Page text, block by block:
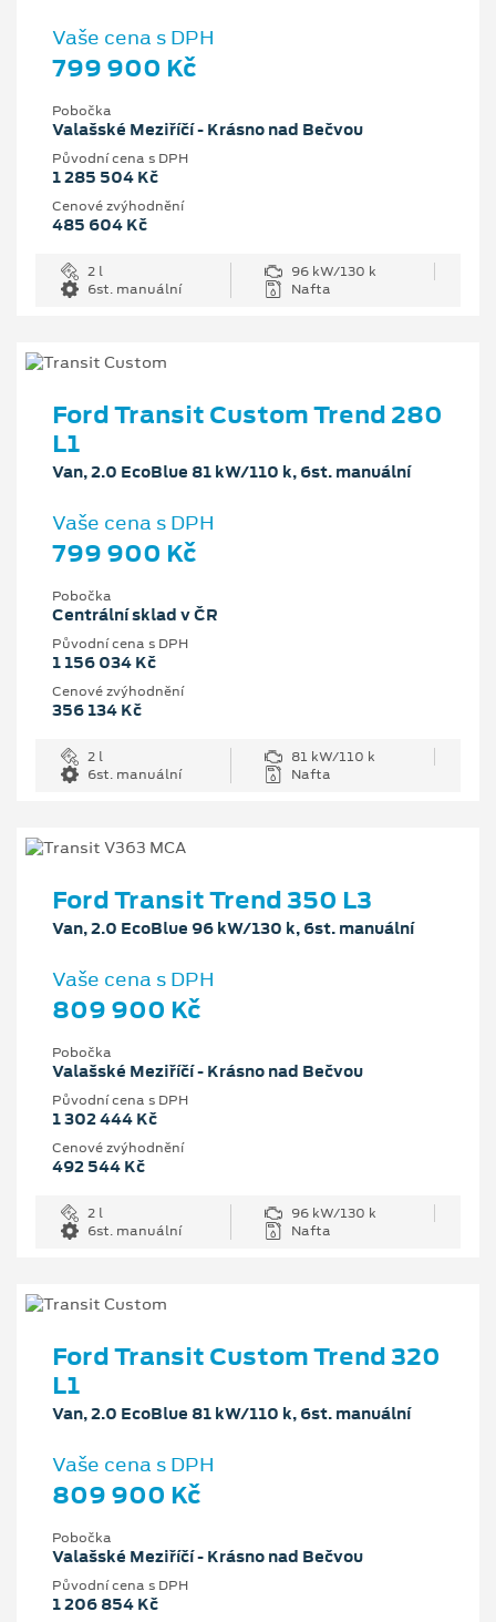
Vaše cena s DPH
799 900 Kč
Pobočka
Valašské Meziříčí - Krásno nad Bečvou
Původní cena s DPH
1 285 504 Kč
Cenové zvýhodnění
485 604 Kč
2 l
96 kW/130 k
6st. manuální
Nafta
Ford Transit Custom Trend 280
L1
Van, 2.0 EcoBlue 81 kW/110 k, 6st. manuální
Vaše cena s DPH
799 900 Kč
Pobočka
Centrální sklad v ČR
Původní cena s DPH
1 156 034 Kč
Cenové zvýhodnění
356 134 Kč
2 l
81 kW/110 k
6st. manuální
Nafta
Ford Transit Trend 350 L3
Van, 2.0 EcoBlue 96 kW/130 k, 6st. manuální
Vaše cena s DPH
809 900 Kč
Pobočka
Valašské Meziříčí - Krásno nad Bečvou
Původní cena s DPH
1 302 444 Kč
Cenové zvýhodnění
492 544 Kč
2 l
96 kW/130 k
6st. manuální
Nafta
Ford Transit Custom Trend 320
L1
Van, 2.0 EcoBlue 81 kW/110 k, 6st. manuální
Vaše cena s DPH
809 900 Kč
Pobočka
Valašské Meziříčí - Krásno nad Bečvou
Původní cena s DPH
1 206 854 Kč